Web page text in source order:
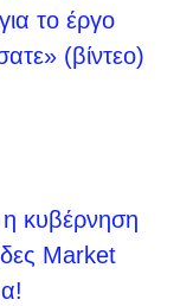
το έργο
(βίντεο)
κυβέρνηση
Market